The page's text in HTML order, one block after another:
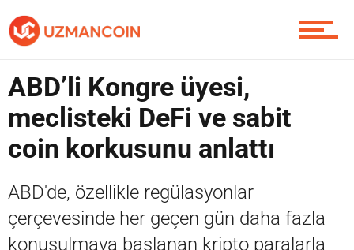
Piyasa
Soru Sor
ABD’li Kongre üyesi,
meclisteki DeFi ve sabit
coin korkusunu anlattı
ABD'de, özellikle regülasyonlar
çerçevesinde her geçen gün daha fazla
konuşulmaya başlanan kripto paralarla